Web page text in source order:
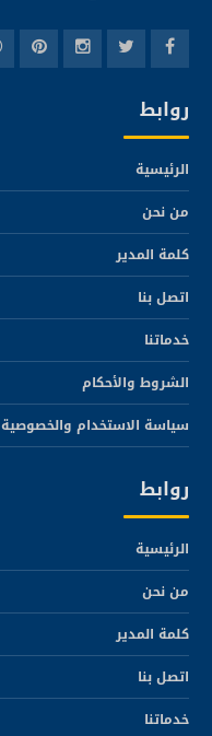
روابط
الرئيسية
من نحن
كلمة المدير
اتصل بنا
خدماتنا
الشروط والأحكام
سياسة الاستخدام والخصوصية
روابط
الرئيسية
من نحن
كلمة المدير
اتصل بنا
خدماتنا